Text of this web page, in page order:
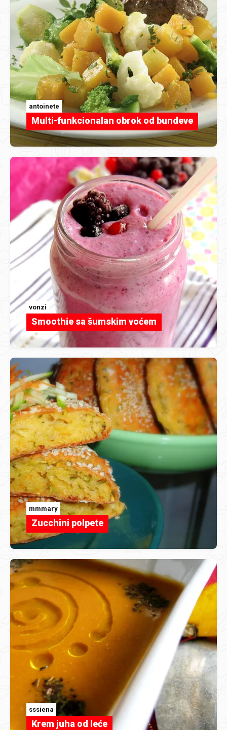
antoinete
Multi-funkcionalan obrok od bundeve
vonzi
Smoothie sa šumskim voćem
mmmary
Zucchini polpete
sssiena
Krem juha od leće